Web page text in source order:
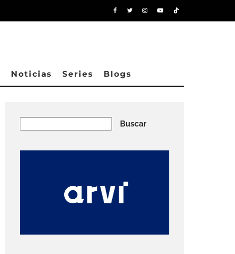
Noticias Series Blogs
Buscar